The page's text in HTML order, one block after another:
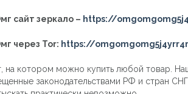
сайт зеркало – https://
через Tor: https://
на котором можно купить любой товар.
законодательствами РФ и стран